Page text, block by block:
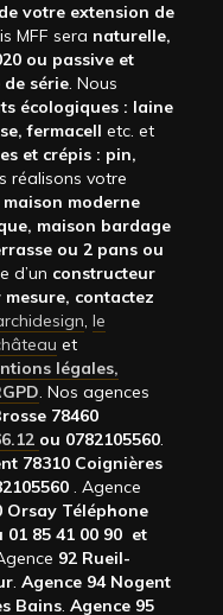
votre extension de
MFF sera naturelle,
ou passive et
série. Nous
écologiques : laine
fermacell etc. et
et crépis : pin,
réalisons votre
maison moderne
maison bardage
ou 2 pans ou
d’un constructeur
contactez
, le
et
légales,
. Nos agences
78460
ou 0782105560.
78310 Coignières
. Agence
Orsay Téléphone
01 85 41 00 90 et
92 Rueil-
. Agence 94 Nogent
Bains. Agence 95